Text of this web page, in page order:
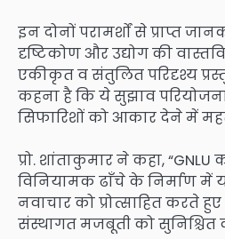
इन दोनों परामर्शों से प्राप्त
दृष्टिकोण और उद्योग की
एकीकृत व संतुलित परिदृश्य
कहना है कि ये सुझाव
सिफारिशों को आकार देने में
प्रो. शांताकुमार ने कहा, “GNLU
विनियामक ढाँचे के निर्माण में
नवाचार को प्रोत्साहित करते
संस्थागत मजबूती को सुनिश्चित